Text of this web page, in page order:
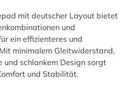
mit deutscher Layout bietet
und
ein effizienteres und
minimalem Gleitwiderstand,
und schlankem Design sorgt
und Stabilität.